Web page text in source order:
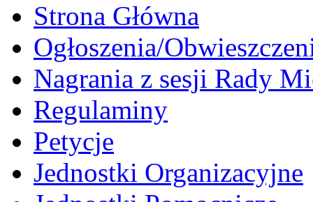
Strona Główna
Ogłoszenia/
Nagrania z sesji Rady
Regulaminy
Petycje
Jednostki Organizacyjne